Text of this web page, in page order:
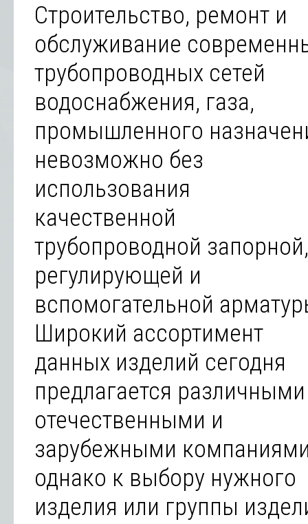
Строительство, ремонт и
обслуживание
трубопроводных сетей
водоснабжения, газа,
промышленного
невозможно без
использования
качественной
трубопроводной запорной,
регулирующей и
вспомогательной
Широкий ассортимент
данных изделий сегодня
предлагается различными
отечественными и
зарубежными
однако к выбору нужного
изделия или группы